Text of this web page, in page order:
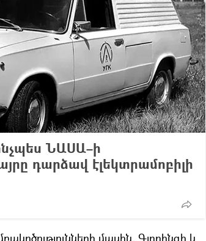
ՆԱՍԱ–ի
դարձավ էլեկտրամոբիլի
մասին, Գյորինգի և